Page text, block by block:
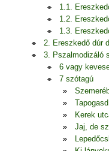
1.1.
1.2.
1.3.
2. Ereszkedő dúr
3. Pszalmodizáló
6 vagy
7 szótagú
Kerek
Jaj, de